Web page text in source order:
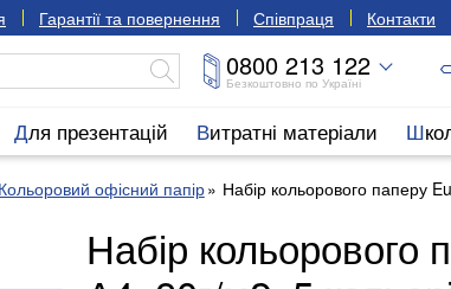
Гарантії та повернення Співпраця Контакти
0800 213 122
Безкоштовно по Україні
Для презентацій Витратні матеріали
Кольоровий офісний папір Набір кольорового паперу
Набір кольорового